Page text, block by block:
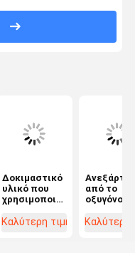
Δοκιμαστικό
υλικό που
χρησιμοποιείται
κατασκευή
Καλύτερη τιμή
από το
οξυγόνο
Καλύτερη